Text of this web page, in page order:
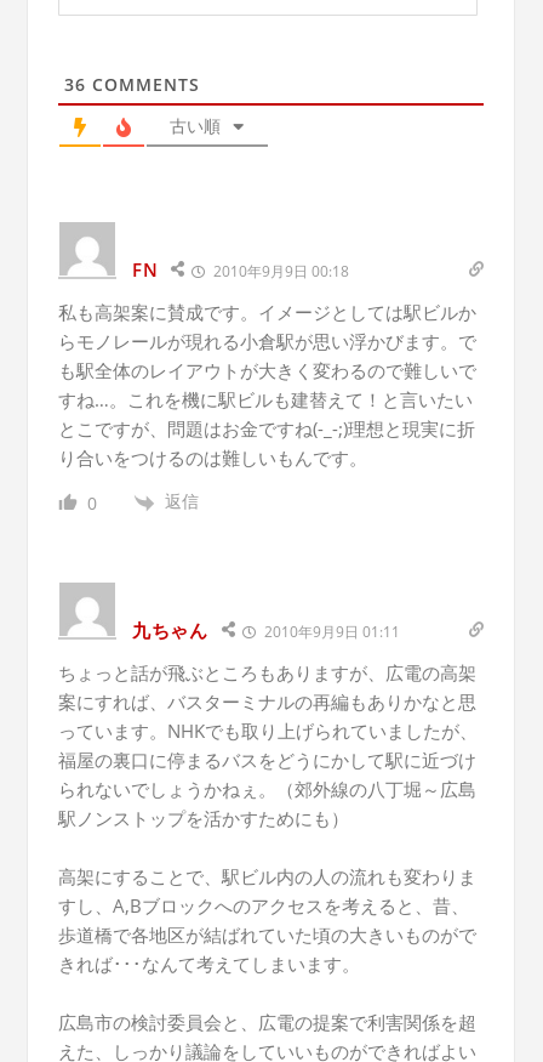
36 COMMENTS
古い順
FN 2010年9月9日 00:18
私も高架案に賛成です。イメージとしては駅ビルか
らモノレールが現れる小倉駅が思い浮かびます。で
も駅全体のレイアウトが大きく変わるので難しいで
すね…。これを機に駅ビルも建替えて！と言いたい
とこですが、問題はお金ですね(-_-;)理想と現実に折
り合いをつけるのは難しいもんです。
0 返信
九ちゃん 2010年9月9日 01:11
ちょっと話が飛ぶところもありますが、広電の高架
案にすれば、バスターミナルの再編もありかなと思
っています。NHKでも取り上げられていましたが、
福屋の裏口に停まるバスをどうにかして駅に近づけ
られないでしょうかねぇ。（郊外線の八丁堀～広島
駅ノンストップを活かすためにも）
高架にすることで、駅ビル内の人の流れも変わりま
すし、A,Bブロックへのアクセスを考えると、昔、
歩道橋で各地区が結ばれていた頃の大きいものがで
きれば･･･なんて考えてしまいます。
広島市の検討委員会と、広電の提案で利害関係を超
えた、しっかり議論をしていいものができればよい